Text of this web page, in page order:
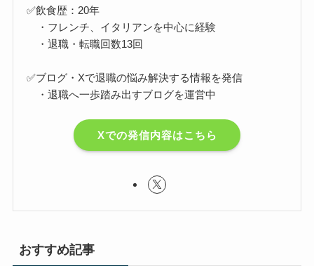
✅飲食歴：20年
・フレンチ、イタリアンを中心に経験
・退職・転職回数13回
✅ブログ・Xで退職の悩み解決する情報を発信
・退職へ一歩踏み出すブログを運営中
Xでの発信内容はこちら
おすすめ記事